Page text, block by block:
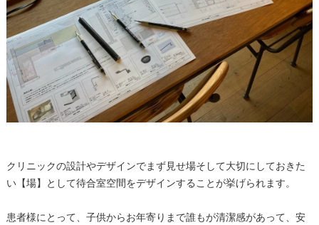
クリニックの設計やデザインでまず見せ場そして大切にしておきた
い【場】として待合室空間をデザインすることが挙げられます。
患者様にとって、子供からお年寄りまで誰もが清潔感があって、安